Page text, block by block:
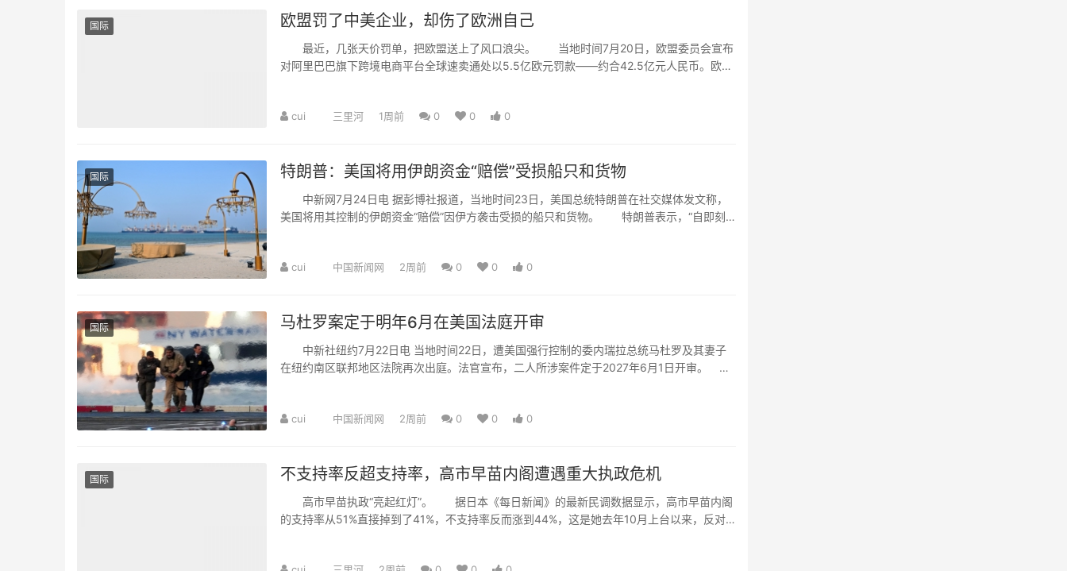
国际 欧盟罚了中美企业，却伤了欧洲自己
最近，几张天价罚单，把欧盟送上了风口浪尖。 当地时间7月20日，欧盟委员会宣布
对阿里巴巴旗下跨境电商平台全球速卖通处以5.5亿欧元罚款——约合42.5亿元人民币。欧盟
cui 三里河 1周前 0 0 0
国际 特朗普：美国将用伊朗资金“赔偿”受损船只和货物
中新网7月24日电 据彭博社报道，当地时间23日，美国总统特朗普在社交媒体发文称，
美国将用其控制的伊朗资金“赔偿”因伊方袭击受损的船只和货物。 特朗普表示，“自即刻
cui 中国新闻网 2周前 0 0 0
国际 马杜罗案定于明年6月在美国法庭开审
中新社纽约7月22日电 当地时间22日，遭美国强行控制的委内瑞拉总统马杜罗及其妻子
在纽约南区联邦地区法院再次出庭。法官宣布，二人所涉案件定于2027年6月1日开审。
cui 中国新闻网 2周前 0 0 0
国际 不支持率反超支持率，高市早苗内阁遭遇重大执政危机
高市早苗执政“亮起红灯”。 据日本《每日新闻》的最新民调数据显示，高市早苗内阁
的支持率从51%直接掉到了41%，不支持率反而涨到44%，这是她去年10月上台以来，反对